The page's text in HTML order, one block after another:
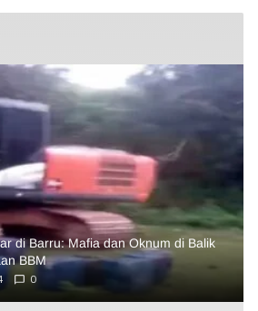
di Barru: Mafia dan Oknum di Balik
BBM
0